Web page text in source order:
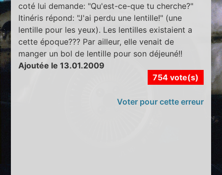
coté lui demande: "Qu'est-ce-que tu cherche?"
Itinéris répond: "J'ai perdu une lentille!" (une
lentille pour les yeux). Les lentilles existaient a
cette époque??? Par ailleur, elle venait de
manger un bol de lentille pour son déjeuné!!
Ajoutée le 13.01.2009
754 vote(s)
Voter pour cette erreur